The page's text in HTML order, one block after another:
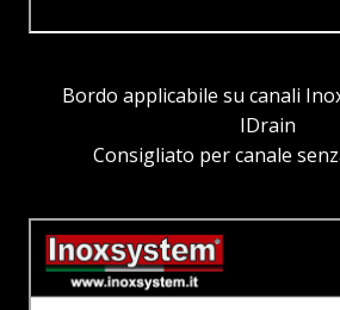
Bordo applicabile su canali
IDrain
Consigliato per canale